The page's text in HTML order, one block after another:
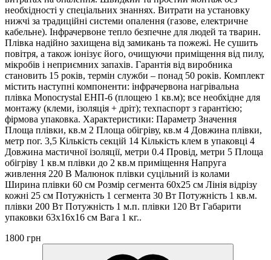
необхідності у спеціальних знаннях. Витрати на установку
нижчі за традиційні системи опалення (газове, електричне
кабельне). Інфрачервоне тепло безпечне для людей та тварин.
Плівка надійно захищена від замикань та пожежі. Не сушить
повітря, а також іонізує його, очищуючи приміщення від пилу,
мікробів і неприємних запахів. Гарантія від виробника
становить 15 років, термін служби – понад 50 років. Комплект
містить наступні компоненти: інфрачервона нагрівальна
плівка Monocrystal ЕНП-6 (площею 1 кв.м); все необхідне для
монтажу (клеми, ізоляція + дріт); техпаспорт з гарантією;
фірмова упаковка. Характеристики: Параметр Значення
Площа плівки, кв.м 2 Площа обігріву, кв.м 4 Довжина плівки,
метр пог. 3,5 Кількість секцій 14 Кількість клем в упаковці 4
Довжина мастичної ізоляції, метри 0.4 Провід, метри 5 Площа
обігріву 1 кв.м плівки до 2 кв.м приміщення Напруга
живлення 220 В Малюнок плівки суцільний із колами
Ширина плівки 60 см Розмір сегмента 60х25 см Лінія відрізу
кожні 25 см Потужність 1 сегмента 30 Вт Потужність 1 кв.м.
плівки 200 Вт Потужність 1 м.п. плівки 120 Вт Габарити
упаковки 63х16х16 см Вага 1 кг..
1800 грн